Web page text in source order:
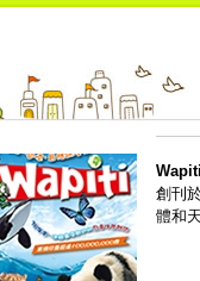
創刊
體和